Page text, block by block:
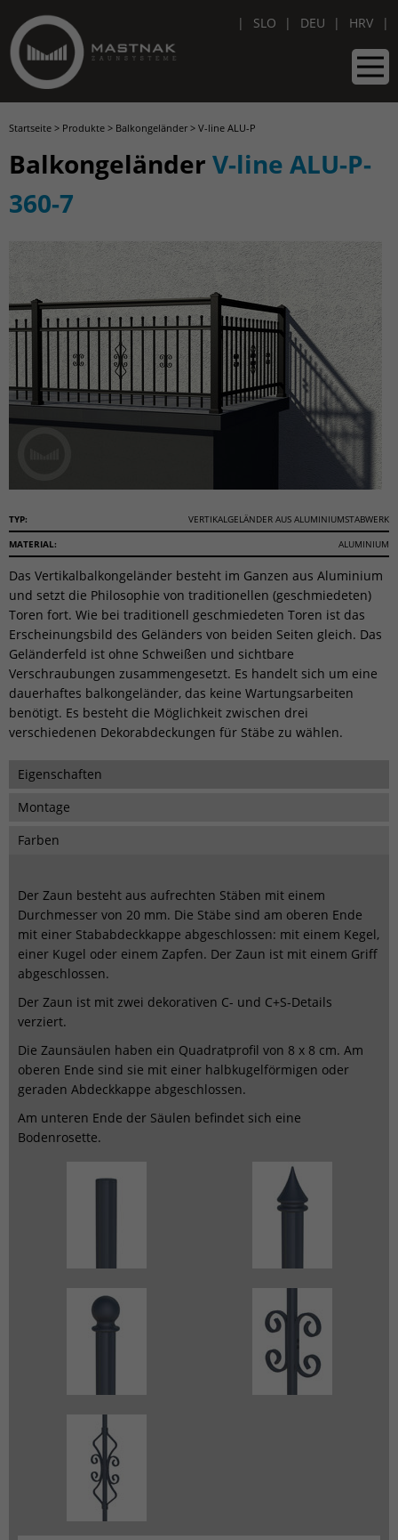
SLO DEU HRV
Startseite > Produkte > Balkongeländer > V-line ALU-P
Balkongeländer V-line ALU-P-
360-7
TYP:
VERTIKALGELÄNDER AUS ALUMINIUMSTABWERK
MATERIAL:
ALUMINIUM
Das Vertikalbalkongeländer besteht im Ganzen aus Aluminium
und setzt die Philosophie von traditionellen (geschmiedeten)
Toren fort. Wie bei traditionell geschmiedeten Toren ist das
Erscheinungsbild des Geländers von beiden Seiten gleich. Das
Geländerfeld ist ohne Schweißen und sichtbare
Verschraubungen zusammengesetzt. Es handelt sich um eine
dauerhaftes balkongeländer, das keine Wartungsarbeiten
benötigt. Es besteht die Möglichkeit zwischen drei
verschiedenen Dekorabdeckungen für Stäbe zu wählen.
Eigenschaften
Montage
Farben
Der Zaun besteht aus aufrechten Stäben mit einem
Durchmesser von 20 mm. Die Stäbe sind am oberen Ende
mit einer Stababdeckkappe abgeschlossen: mit einem Kegel,
einer Kugel oder einem Zapfen. Der Zaun ist mit einem Griff
abgeschlossen.
Der Zaun ist mit zwei dekorativen C- und C+S-Details
verziert.
Die Zaunsäulen haben ein Quadratprofil von 8 x 8 cm. Am
oberen Ende sind sie mit einer halbkugelförmigen oder
geraden Abdeckkappe abgeschlossen.
Am unteren Ende der Säulen befindet sich eine
Bodenrosette.